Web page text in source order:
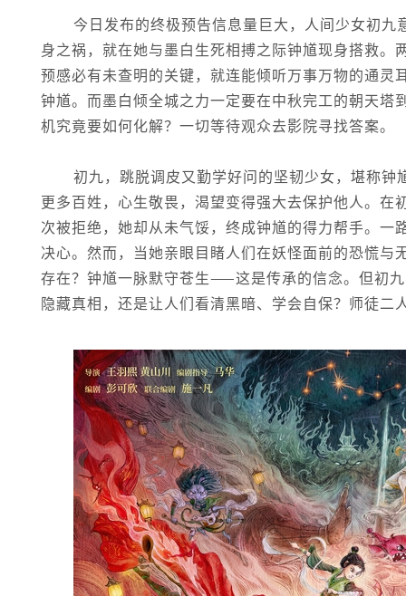
今日发布的终极预告信息量巨大，人间少女初
身之祸，就在她与墨白生死相搏之际钟馗现身搭救
预感必有未查明的关键，就连能倾听万事万物的通
钟馗。而墨白倾全城之力一定要在中秋完工的朝天
机究竟要如何化解？一切等待观众去影院寻找答案。
初九，跳脱调皮又勤学好问的坚韧少女，堪称
更多百姓，心生敬畏，渴望变得强大去保护他人。
次被拒绝，她却从未气馁，终成钟馗的得力帮手。
决心。然而，当她亲眼目睹人们在妖怪面前的恐慌
存在？钟馗一脉默守苍生——这是传承的信念。但初
隐藏真相，还是让人们看清黑暗、学会自保？师徒